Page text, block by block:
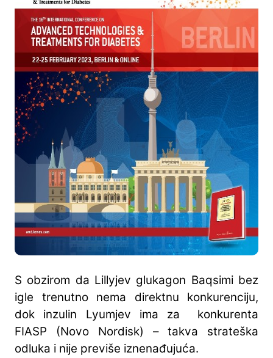
S obzirom da Lillyjev glukagon Baqsimi bez
igle trenutno nema direktnu konkurenciju,
dok inzulin Lyumjev ima za konkurenta
FIASP (Novo Nordisk) – takva strateška
odluka i nije previše iznenađujuća.